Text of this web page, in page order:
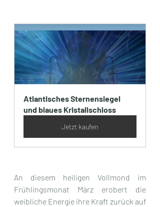
Atlantisches Sternensiegel
und blaues Kristallschloss
Jetzt kaufen
An diesem heiligen Vollmond im
Frühlingsmonat März erobert die
weibliche Energie ihre Kraft zurück auf